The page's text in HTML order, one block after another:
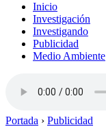
Inicio
Investigación
Investigando
Publicidad
Medio Ambiente
Portada › Publicidad